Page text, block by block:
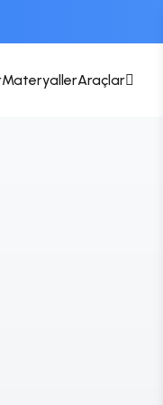
MateryallerAraçlar